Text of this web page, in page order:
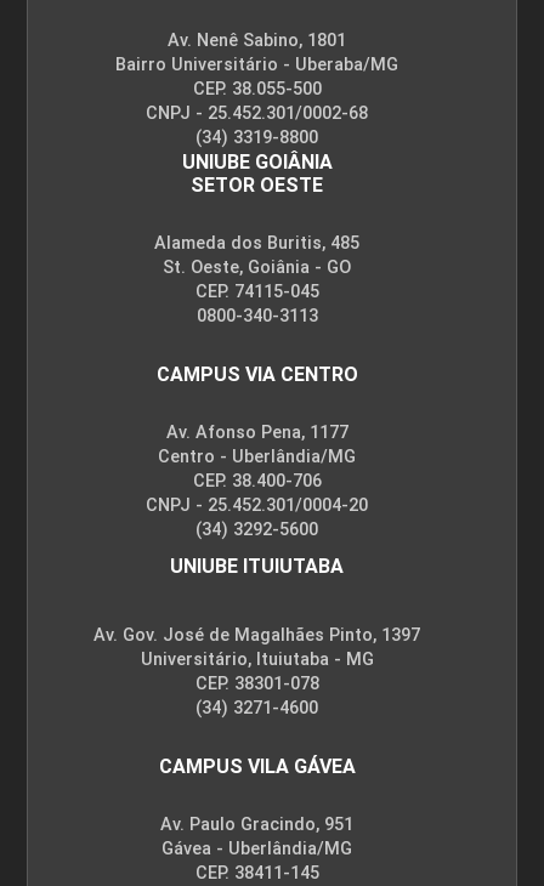
Av. Nenê Sabino, 1801
Bairro Universitário - Uberaba/MG
CEP. 38.055-500
CNPJ - 25.452.301/0002-68
(34) 3319-8800
UNIUBE GOIÂNIA
SETOR OESTE
Alameda dos Buritis, 485
St. Oeste, Goiânia - GO
CEP. 74115-045
0800-340-3113
CAMPUS VIA CENTRO
Av. Afonso Pena, 1177
Centro - Uberlândia/MG
CEP. 38.400-706
CNPJ - 25.452.301/0004-20
(34) 3292-5600
UNIUBE ITUIUTABA
Av. Gov. José de Magalhães Pinto, 1397
Universitário, Ituiutaba - MG
CEP. 38301-078
(34) 3271-4600
CAMPUS VILA GÁVEA
Av. Paulo Gracindo, 951
Gávea - Uberlândia/MG
CEP. 38411-145